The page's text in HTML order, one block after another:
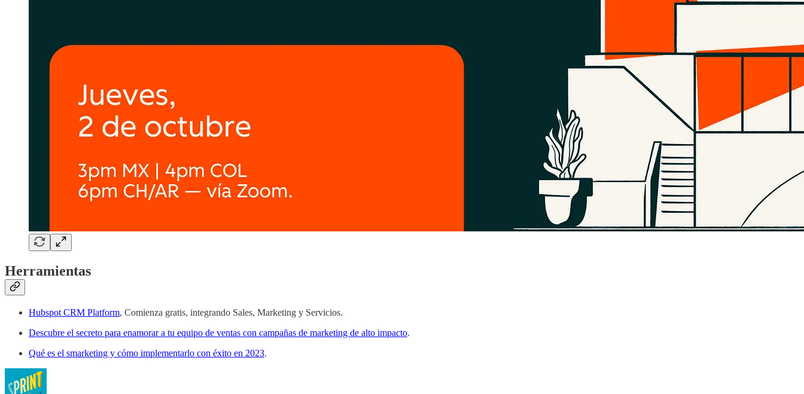
Herramientas
Hubspot CRM Platform, Comienza gratis, integrando Sales, Marketing y Servicios.
Descubre el secreto para enamorar a tu equipo de ventas con campañas de marketing de alto impacto.
Qué es el smarketing y cómo implementarlo con éxito en 2023.